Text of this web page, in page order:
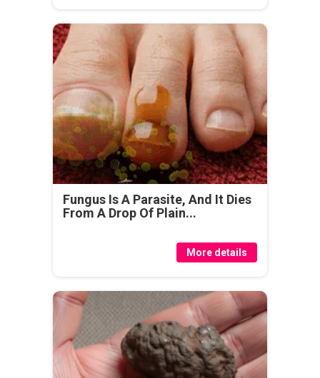
Fungus Is A Parasite, And It Dies
From A Drop Of Plain...
More details